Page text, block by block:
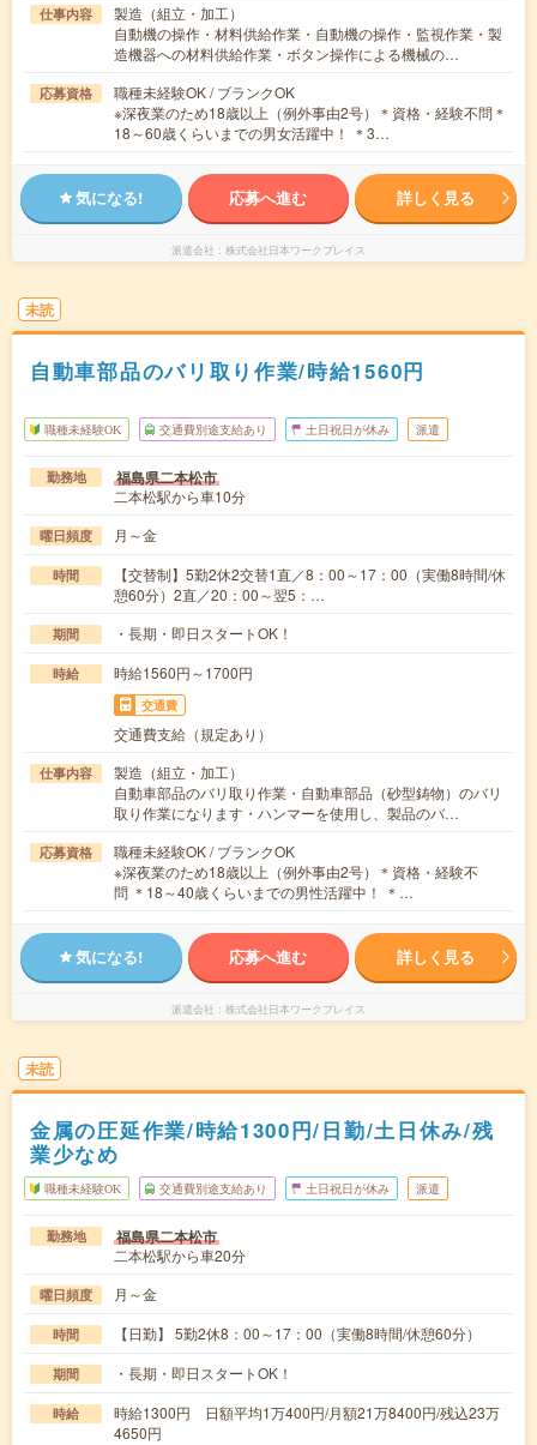
仕事内容
製造（組立・加工）
自動機の操作・材料供給作業・自動機の操作・監視作業・製
造機器への材料供給作業・ボタン操作による機械の…
応募資格
職種未経験OK / ブランクOK
※深夜業のため18歳以上（例外事由2号）＊資格・経験不問＊
18～60歳くらいまでの男女活躍中！ ＊3…
気になる! 応募へ進む 詳しく見る
派遣会社 株式会社日本ワークプレイス
未読
自動車部品のバリ取り作業/時給1560円
職種未経験OK 交通費別途支給あり 土日祝日が休み 派遣
勤務地 福島県二本松市
二本松駅から車10分
曜日頻度 月～金
時間
【交替制】5勤2休2交替1直／8：00～17：00（実働8時間/休
憩60分）2直／20：00～翌5：…
期間 ・長期・即日スタートOK！
時給 時給1560円～1700円
交通費
交通費支給（規定あり）
仕事内容
製造（組立・加工）
自動車部品のバリ取り作業・自動車部品（砂型鋳物）のバリ
取り作業になります・ハンマーを使用し、製品のバ…
応募資格
職種未経験OK / ブランクOK
※深夜業のため18歳以上（例外事由2号）＊資格・経験不
問 ＊18～40歳くらいまでの男性活躍中！ ＊…
気になる! 応募へ進む 詳しく見る
派遣会社 株式会社日本ワークプレイス
未読
金属の圧延作業/時給1300円/日勤/土日休み/残
業少なめ
職種未経験OK 交通費別途支給あり 土日祝日が休み 派遣
勤務地 福島県二本松市
二本松駅から車20分
曜日頻度 月～金
時間 【日勤】 5勤2休8：00～17：00（実働8時間/休憩60分）
期間 ・長期・即日スタートOK！
時給
時給1300円 日額平均1万400円/月額21万8400円/残込23万
4650円